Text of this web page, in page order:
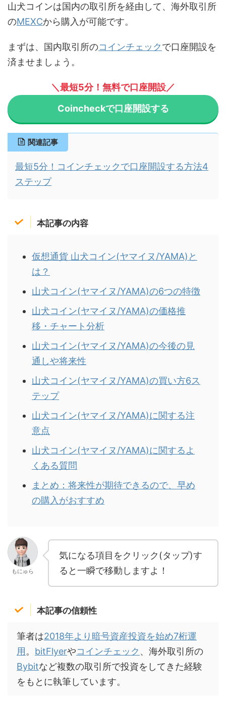
山犬コインは国内の取引所を経由して、海外取引所
のMEXCから購入が可能です。
まずは、国内取引所のコインチェックで口座開設を
済ませましょう。
＼最短5分！無料で口座開設／
Coincheckで口座開設する
関連記事
最短5分！コインチェックで口座開設する方法4
ステップ
本記事の内容
仮想通貨 山犬コイン(ヤマイヌ/YAMA)と
は？
山犬コイン(ヤマイヌ/YAMA)の6つの特徴
山犬コイン(ヤマイヌ/YAMA)の価格推
移・チャート分析
山犬コイン(ヤマイヌ/YAMA)の今後の見
通しや将来性
山犬コイン(ヤマイヌ/YAMA)の買い方6ス
テップ
山犬コイン(ヤマイヌ/YAMA)に関する注
意点
山犬コイン(ヤマイヌ/YAMA)に関するよ
くある質問
まとめ：将来性が期待できるので、早め
の購入がおすすめ
もにゅら
気になる項目をクリック(タップ)す
ると一瞬で移動しますよ！
本記事の信頼性
筆者は2018年より暗号資産投資を始め7桁運
用。 bitFlyerやコインチェック 、海外取引所の
Bybitなど複数の取引所で投資をしてきた経験
をもとに執筆しています。